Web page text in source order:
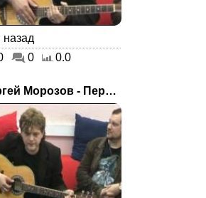
назад
0 0.0
Сергей Морозов - Первая...